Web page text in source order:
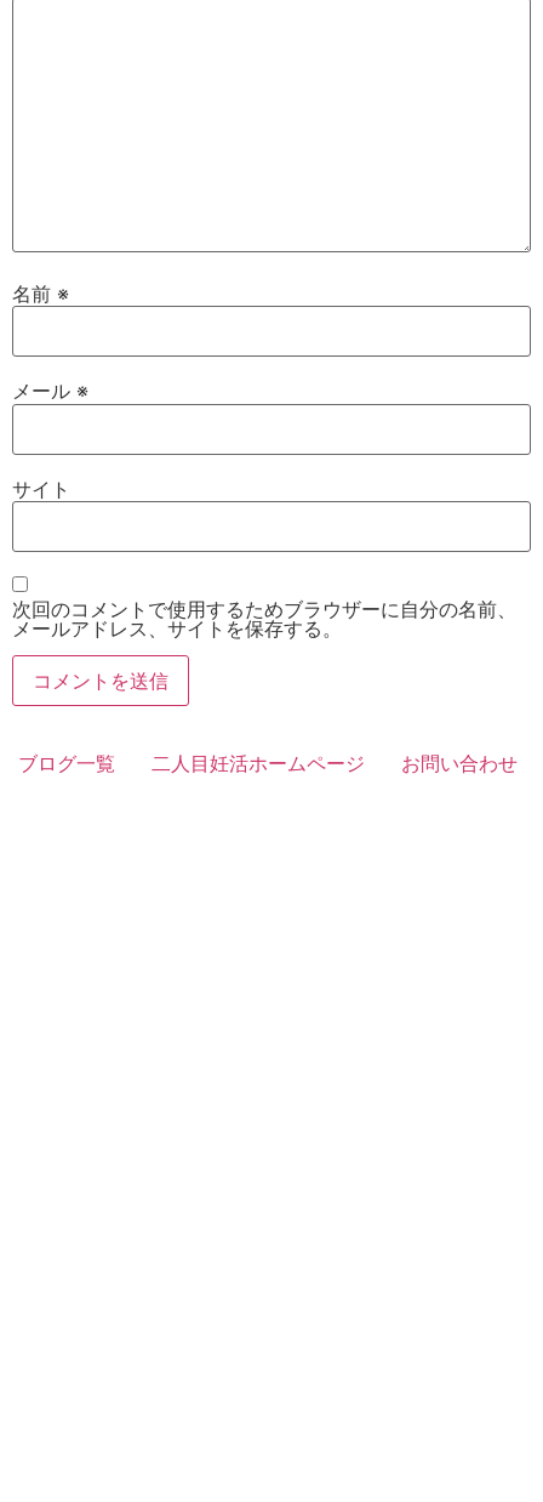
名前 ※
メール ※
サイト
次回のコメントで使用するためブラウザーに自分の名前、
メールアドレス、サイトを保存する。
ブログ一覧 二人目妊活ホームページ お問い合わせ